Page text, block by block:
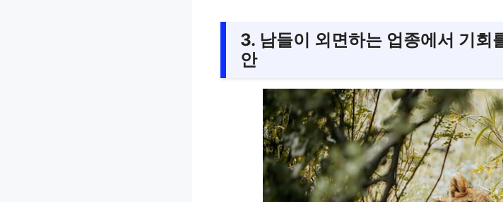
3. 남들이 외면하는 업종에서 기회
안